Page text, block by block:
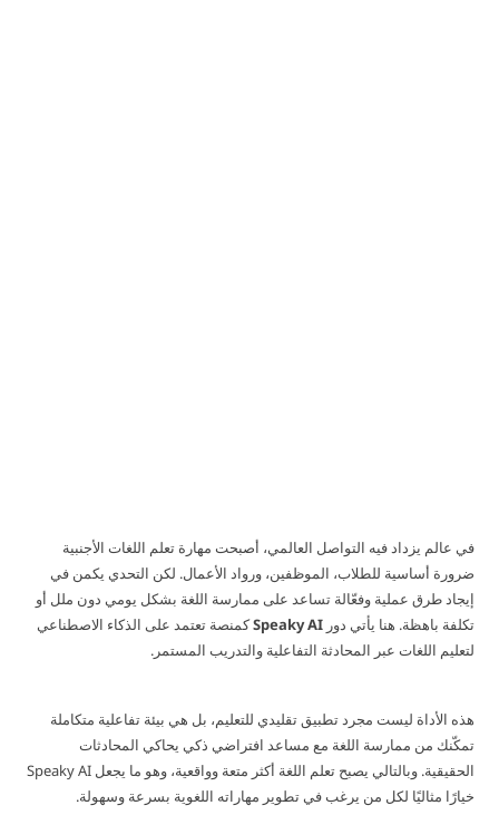
في عالم يزداد فيه التواصل العالمي، أصبحت مهارة تعلم اللغات الأجنبية
ضرورة أساسية للطلاب، الموظفين، ورواد الأعمال. لكن التحدي يكمن في
إيجاد طرق عملية وفعّالة تساعد على ممارسة اللغة بشكل يومي دون ملل أو
تكلفة باهظة. هنا يأتي دور Speaky AIكمنصة تعتمد على الذكاء الاصطناعي
لتعليم اللغات عبر المحادثة التفاعلية والتدريب المستمر.
هذه الأداة ليست مجرد تطبيق تقليدي للتعليم، بل هي بيئة تفاعلية متكاملة
تمكّنك من ممارسة اللغة مع مساعد افتراضي ذكي يحاكي المحادثات
الحقيقية. وبالتالي يصبح تعلم اللغة أكثر متعة وواقعية، وهو ما يجعل Speaky AI
خيارًا مثاليًا لكل من يرغب في تطوير مهاراته اللغوية بسرعة وسهولة.